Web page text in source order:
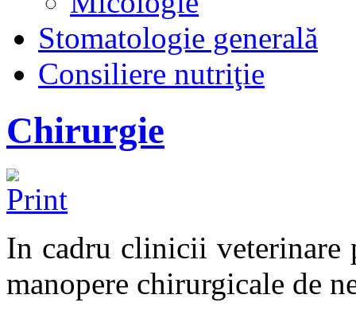
Stomatologie generală
Consiliere nutriţie
Chirurgie
In cadru clinicii veterinare
manopere chirurgicale de